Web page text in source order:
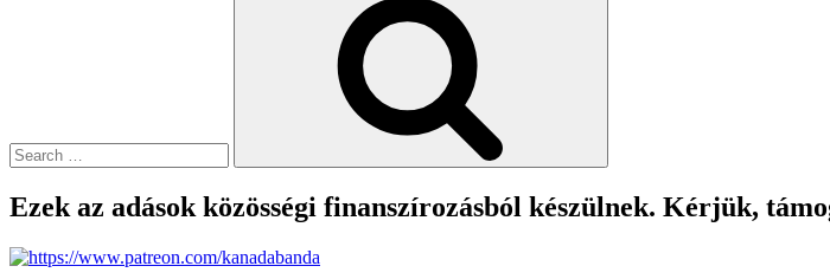
Ezek az adások közösségi finanszírozásból készülnek. Kérjük,